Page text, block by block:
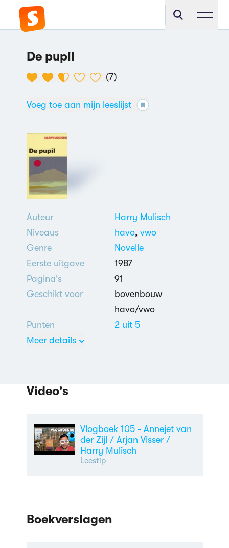
De pupil
(7)
Voeg toe aan mijn leeslijst
Auteur
Harry Mulisch
Niveaus
havo, vwo
Genre
Novelle
Eerste uitgave
1987
Pagina's
91
Geschikt voor
bovenbouw
havo/vwo
Punten
2 uit 5
Meer details
Video's
Vlogboek 105 - Annejet van
der Zijl / Arjan Visser /
Harry Mulisch
Leestip
Boekverslagen